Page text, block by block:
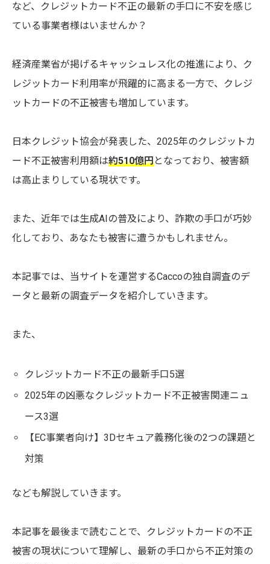
など、クレジットカード不正の最新の手口に不安を感じ
ている事業者様はいませんか？
経済産業省が掲げるキャッシュレス化の推進により、ク
レジットカード利用率が飛躍的に高まる一方で、クレジ
ットカードの不正被害も増加しています。
日本クレジット協会が発表した、2025年のクレジットカ
ード不正被害利用額は約510億円となっており、被害額
は高止まりしている現状です。
また、近年では生成AIの普及により、詐欺の手口が巧妙
化しており、あなたも被害に遭うかもしれません。
本記事では、当サイトを運営するCaccoの独自調査のデ
ータと最新の調査データを紹介していきます。
また、
クレジットカード不正の最新手口5選
2025年の凶悪なクレジットカード不正被害関連ニュ
ース3選
【EC事業者向け】3Dセキュア義務化後の2つの課題と
対策
なども解説していきます。
本記事を最後まで読むことで、クレジットカードの不正
被害の現状について理解し、最新の手口から不正対策の